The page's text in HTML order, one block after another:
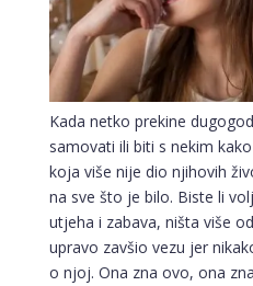
Kada netko prekine
samovati ili biti s nekim
koja više nije dio njihovih
na sve što je bilo. Biste li
utjeha i zabava, ništa više
upravo zavšio vezu jer
o njoj. Ona zna ovo, ona